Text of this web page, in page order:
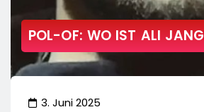
POL-OF: WO IST ALI
3. Juni 2025